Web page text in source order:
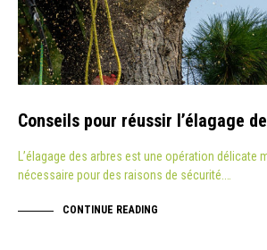
Conseils pour réussir l’élagage
L’élagage des arbres est une opération délicate
nécessaire pour des raisons de sécurité.…
CONTINUE READING